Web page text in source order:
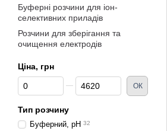
Буферні розчини для іон-
селективних приладів
Розчини для зберігання та
очищення електродів
Ціна, грн
Від Ціна, грн
До Ціна, грн ОК
Тип розчину
Буферний, pH 32